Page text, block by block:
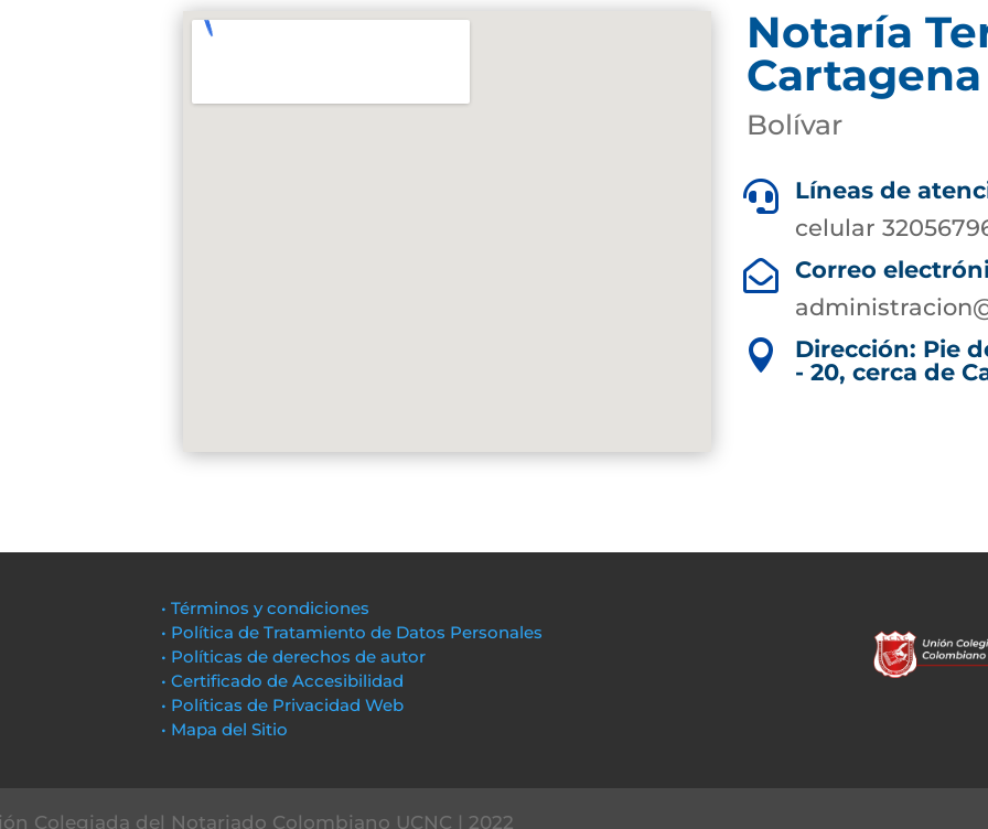
Notaría
Cartagena
Bolívar

Líneas de
celular

Correo

Dirección: Pie
- 20, cerca de
• Términos y condiciones
• Política de Tratamiento de Datos Personales
• Políticas de derechos de autor
• Certificado de Accesibilidad
• Políticas de Privacidad Web
• Mapa del Sitio
Colegiada del Notariado Colombiano UCNC | 2022